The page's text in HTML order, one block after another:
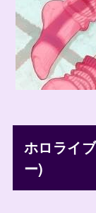
ホロライ
ー)